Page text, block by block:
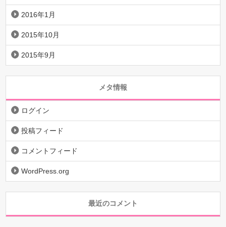
2016年1月
2015年10月
2015年9月
メタ情報
ログイン
投稿フィード
コメントフィード
WordPress.org
最近のコメント